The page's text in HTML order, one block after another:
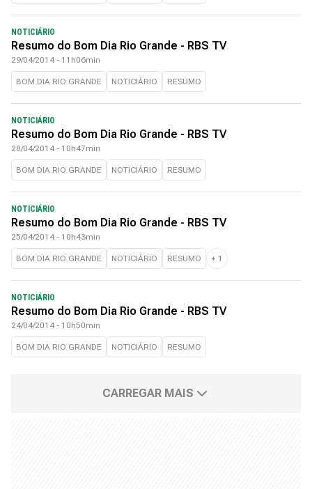
NOTICIÁRIO
Resumo do Bom Dia Rio Grande - RBS TV
29/04/2014 - 11h06min
BOM DIA RIO GRANDE NOTICIÁRIO RESUMO
NOTICIÁRIO
Resumo do Bom Dia Rio Grande - RBS TV
28/04/2014 - 10h47min
BOM DIA RIO GRANDE NOTICIÁRIO RESUMO
NOTICIÁRIO
Resumo do Bom Dia Rio Grande - RBS TV
25/04/2014 - 10h43min
BOM DIA RIO GRANDE NOTICIÁRIO RESUMO + 1
NOTICIÁRIO
Resumo do Bom Dia Rio Grande - RBS TV
24/04/2014 - 10h50min
BOM DIA RIO GRANDE NOTICIÁRIO RESUMO
CARREGAR MAIS